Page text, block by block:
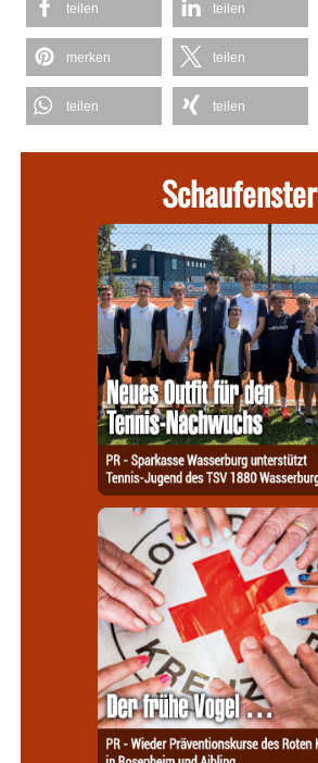
teilen teilen
merken teilen
teilen teilen
Schaufenster